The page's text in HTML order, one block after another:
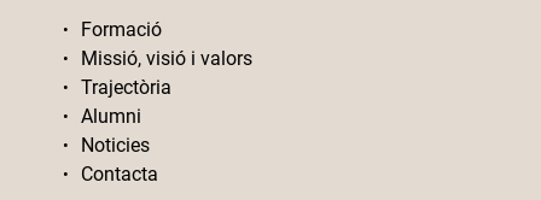
Formació
Missió, visió i valors
Trajectòria
Alumni
Noticies
Contacta